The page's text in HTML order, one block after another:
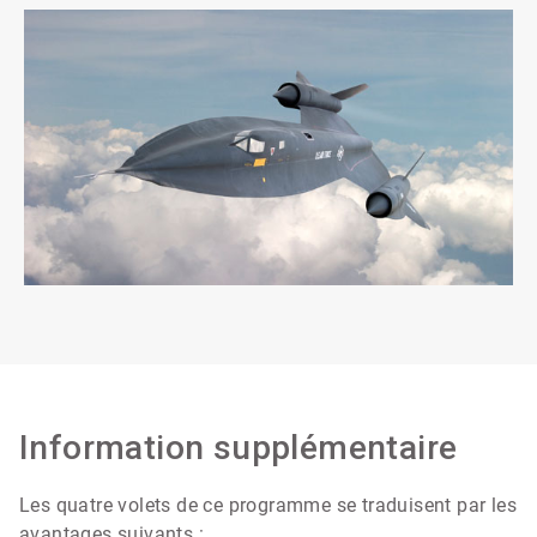
Information supplémentaire
Les quatre volets de ce programme se traduisent par les